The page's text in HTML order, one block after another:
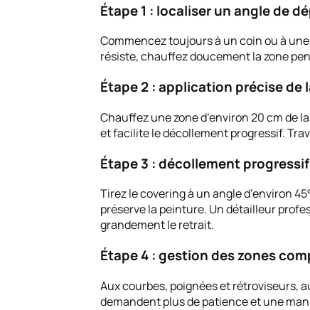
Étape 1 : localiser un angle de
Commencez toujours à un coin ou à
résiste, chauffez doucement la zone
Étape 2 : application précise de
Chauffez une zone d’environ 20 cm de
et facilite le décollement progressif.
Étape 3 : décollement progressif
Tirez le covering à un angle d’environ
préserve la peinture. Un détailleur
grandement le retrait.
Étape 4 : gestion des zones
Aux courbes, poignées et rétroviseurs,
demandent plus de patience et une